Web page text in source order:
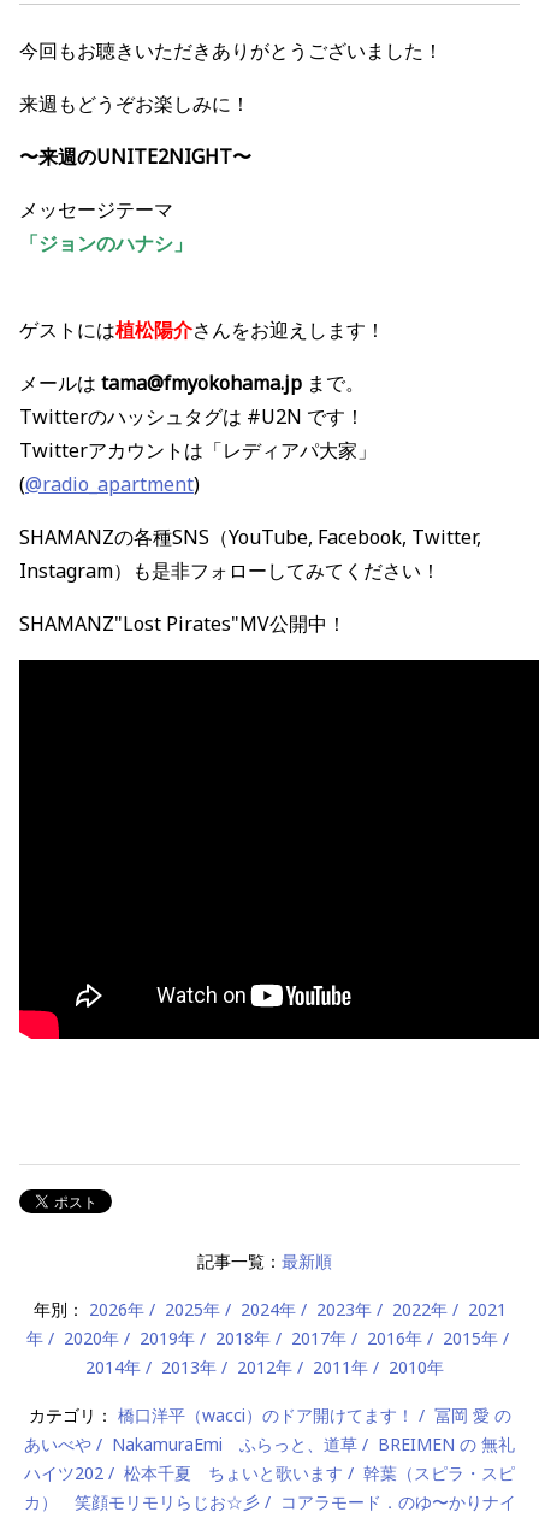
今回もお聴きいただきありがとうございました！
来週もどうぞお楽しみに！
〜来週のUNITE2NIGHT〜
メッセージテーマ
「ジョンのハナシ 」
ゲストには植松陽介さんをお迎えします！
メールは tama@fmyokohama.jp まで。
Twitterのハッシュタグは #U2N です！
Twitterアカウントは「レディアパ大家」
(@radio_apartment)
SHAMANZの各種SNS（YouTube, Facebook, Twitter,
Instagram）も是非フォローしてみてください！
SHAMANZ"Lost Pirates"MV公開中！
記事一覧： 最新順
年別： 2026年 2025年 2024年 2023年 2022年
2021
年
2020年 2019年 2018年 2017年 2016年
2015年
2014年
2013年 2012年 2011年 2010年
カテゴリ： 橋口洋平（wacci）のドア開けてます！
冨岡 愛 の
あいべや
NakamuraEmi ふらっと、道草
BREIMEN の 無礼
ハイツ202
松本千夏 ちょいと歌います
幹葉（スピラ・スピ
カ） 笑顔モリモリらじお☆彡
コアラモード．のゆ〜かりナイ